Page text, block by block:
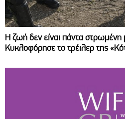
Η ζωή δεν είναι πάντα
Κυκλοφόρησε το τρέιλερ της